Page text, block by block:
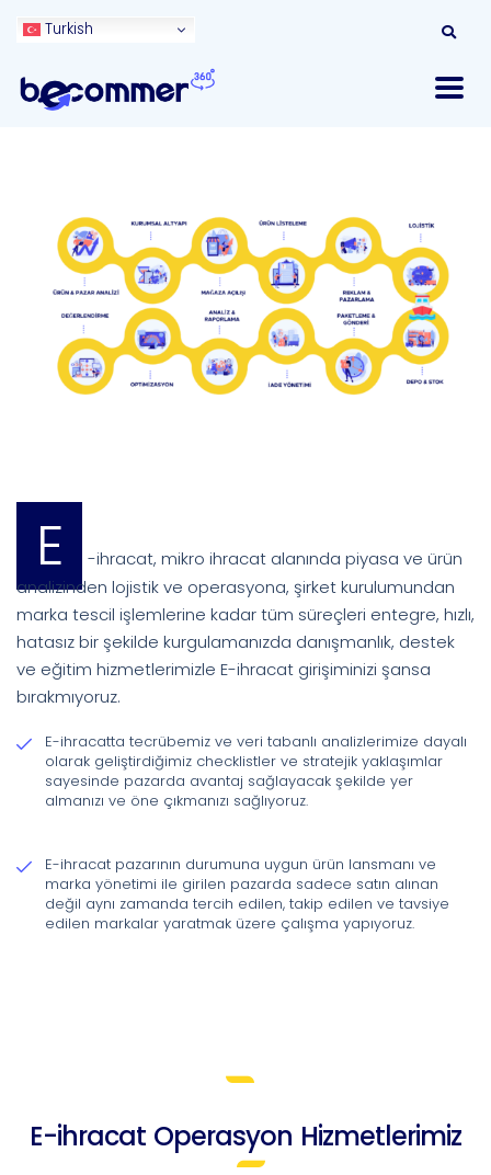
Turkish
E
-ihracat, mikro ihracat alanında piyasa ve ürün
analizinden lojistik ve operasyona, şirket kurulumundan
marka tescil işlemlerine kadar tüm süreçleri entegre, hızlı,
hatasız bir şekilde kurgulamanızda danışmanlık, destek
ve eğitim hizmetlerimizle E-ihracat girişiminizi şansa
bırakmıyoruz.
E-ihracatta tecrübemiz ve veri tabanlı analizlerimize dayalı
olarak geliştirdiğimiz checklistler ve stratejik yaklaşımlar
sayesinde pazarda avantaj sağlayacak şekilde yer
almanızı ve öne çıkmanızı sağlıyoruz.
E-ihracat pazarının durumuna uygun ürün lansmanı ve
marka yönetimi ile girilen pazarda sadece satın alınan
değil aynı zamanda tercih edilen, takip edilen ve tavsiye
edilen markalar yaratmak üzere çalışma yapıyoruz.
E-ihracat Operasyon Hizmetlerimiz